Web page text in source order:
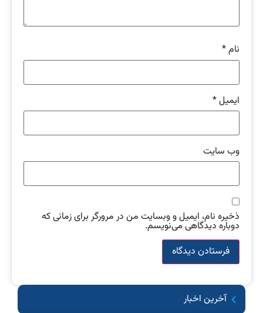
نام*
ایمیل*
وب‌ سایت
ذخیره نام، ایمیل و وبسایت من در مرورگر برای زمانی که
دوباره دیدگاهی می‌نویسم.
آخرین اخبار